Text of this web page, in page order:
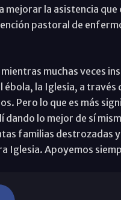
mejorar la asistencia
pastoral de
muchas veces
ébola, la Iglesia, a
Pero lo que es más
dando lo mejor de sí
familias
Iglesia. Apoyemos